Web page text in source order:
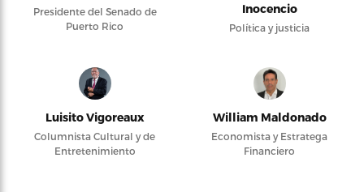
Presidente del Senado de
Puerto Rico
Inocencio
Política y justicia
Luisito Vigoreaux
Columnista Cultural y de
Entretenimiento
William Maldonado
Economista y Estratega
Financiero